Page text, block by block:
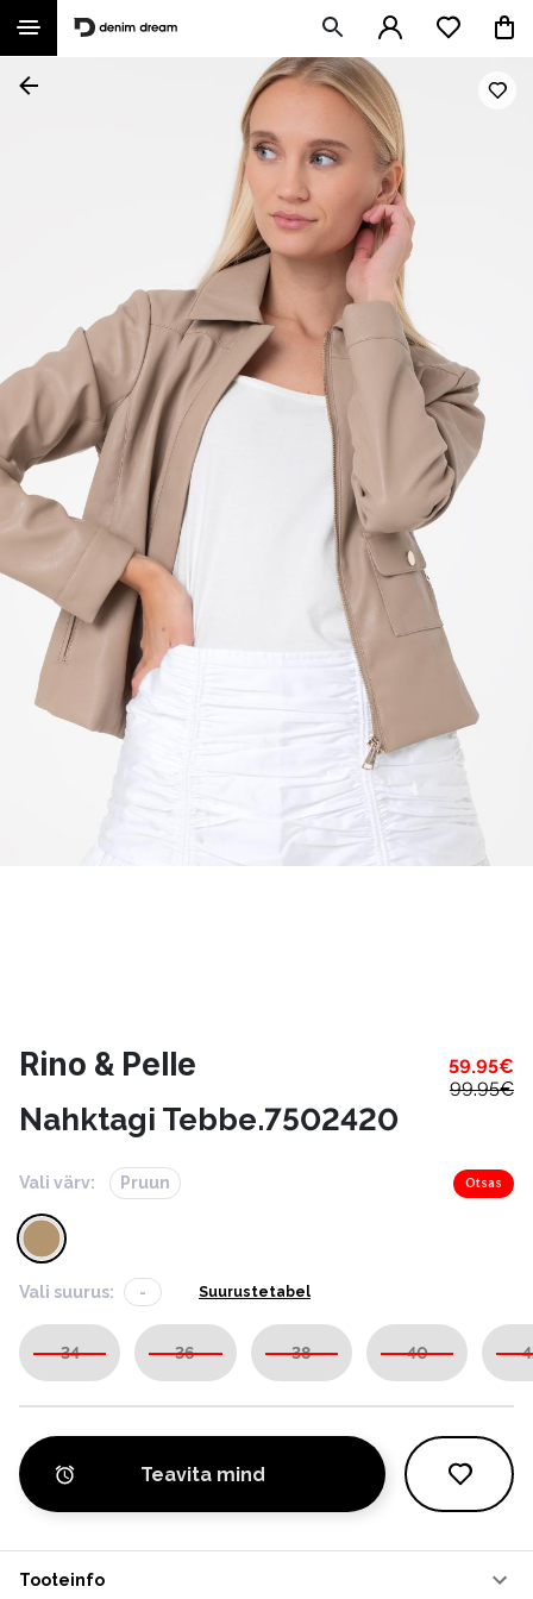
Rino & Pelle 59.95€
99.95€
Nahktagi Tebbe.7502420
Vali värv: Pruun Otsas
Vali suurus: - Suurustetabel
34 36 38 40
Teavita mind
Tooteinfo